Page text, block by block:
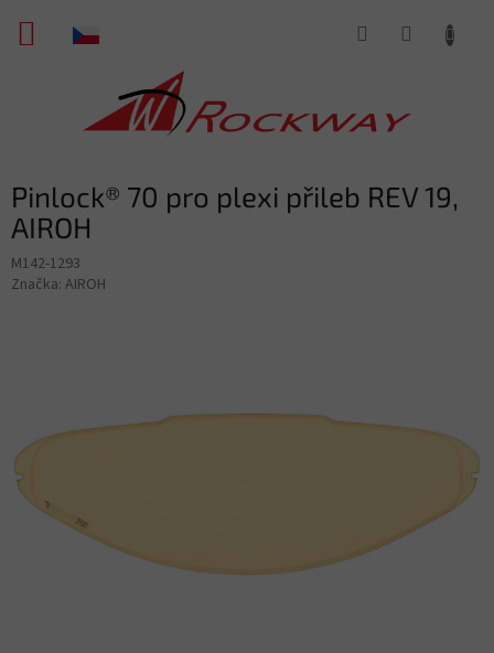
obsah
NÁKUPNÍ
Pinlock® 70 pro plexi přileb REV 19,
AIROH
M142-1293
Značka: AIROH